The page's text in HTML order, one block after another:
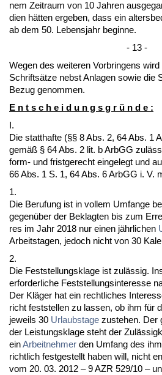
nem Zeit­raum von 10 Jah­ren
di­en hätten er­ge­ben, dass ein
ab dem 50. Le­bens­jahr be­gin­ne.
- 13 -
We­gen des wei­te­ren Vor­brin­gens
Schriftsätze nebst An­la­gen so­wie die
Be­zug ge­nom­men.
E n t s c h e i d u n g s g r ü n d e :
I.
Die statt­haf­te (§§ 8 Abs. 2, 64 Abs. 1
gemäß § 64 Abs. 2 lit. b ArbGG
form- und frist­ge­recht ein­ge­legt und
66 Abs. 1 S. 1, 64 Abs. 6 ArbGG i. V.
1.
Die Be­ru­fung ist in vol­lem Um­fan­ge
ge­genüber der Be­klag­ten bis zum
res im Jahr 2018 nur ei­nen jähr­li­chen
Ar­beits­ta­gen, je­doch nicht von 30
2.
Die Fest­stel­lungs­kla­ge ist zulässig.
er­for­der­li­che Fest­stel­lungs­in­ter­es­se
Der Kläger hat ein recht­li­ches
richt fest­stel­len zu las­sen, ob ihm für
je­weils 30 Ur­laubs­ta­ge zu­ste­hen. Der
der Leis­tungs­kla­ge steht der
einAr­beit­neh­mer den Um­fang des
richt­lich fest­ge­stellt ha­ben will, nicht
vom 20. 03. 2012 – 9 AZR 529/10 –